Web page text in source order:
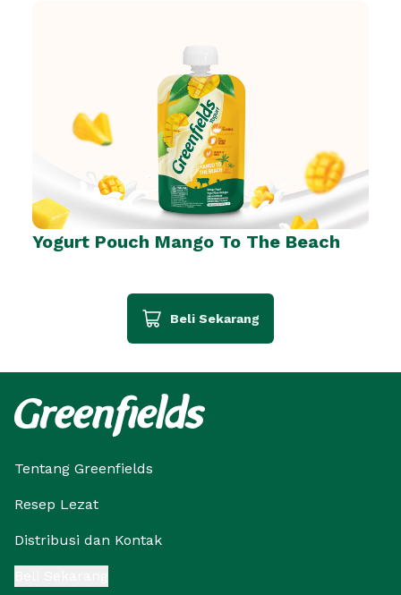
Yogurt Pouch Mango To The Beach
Beli Sekarang
Tentang Greenfields
Resep Lezat
Distribusi dan Kontak